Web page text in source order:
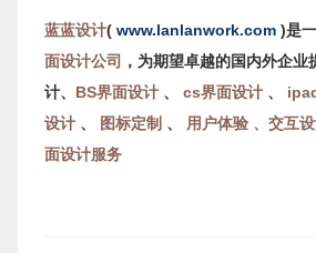
蓝蓝设计( www.lanlanwork.com )是
面设计公司 ，为期望卓越的国内外企
计、 BS界面设计 、 cs界面设计 、
设计 、 图标定制 、 用户体验 、交互设
面设计服务